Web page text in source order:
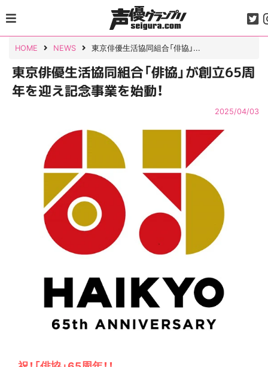
to
content
HOME NEWS 東京俳優生活協同組合「俳協」...
東京俳優生活協同組合「俳協」が創立65周
年を迎え記念事業を始動！
2025/04/03